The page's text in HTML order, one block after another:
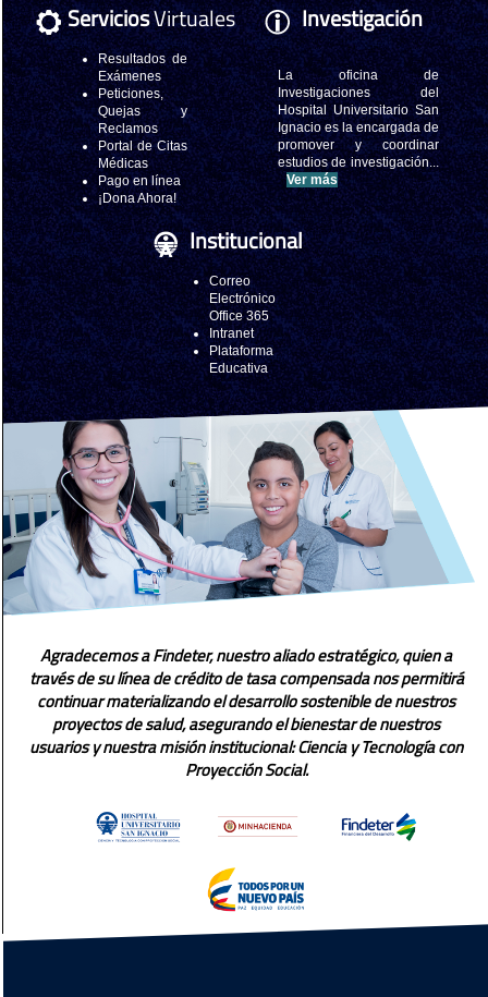
ServiciosVirtuales
Resultados de
Exámenes
Peticiones,
Quejas y
Reclamos
Portal de Citas
Médicas
Pago en línea
¡Dona Ahora!
Investigación
La oficina de
Investigaciones del
Hospital Universitario San
Ignacio es la encargada de
promover y coordinar
estudios de investigación...
Ver más
Institucional
Correo
Electrónico
Office 365
Intranet
Plataforma
Educativa
Agradecemos a Findeter, nuestro aliado estratégico, quien a
través de su línea de crédito de tasa compensada nos permitirá
continuar materializando el desarrollo sostenible de nuestros
proyectos de salud, asegurando el bienestar de nuestros
usuarios y nuestra misión institucional: Ciencia y Tecnología con
Proyección Social.